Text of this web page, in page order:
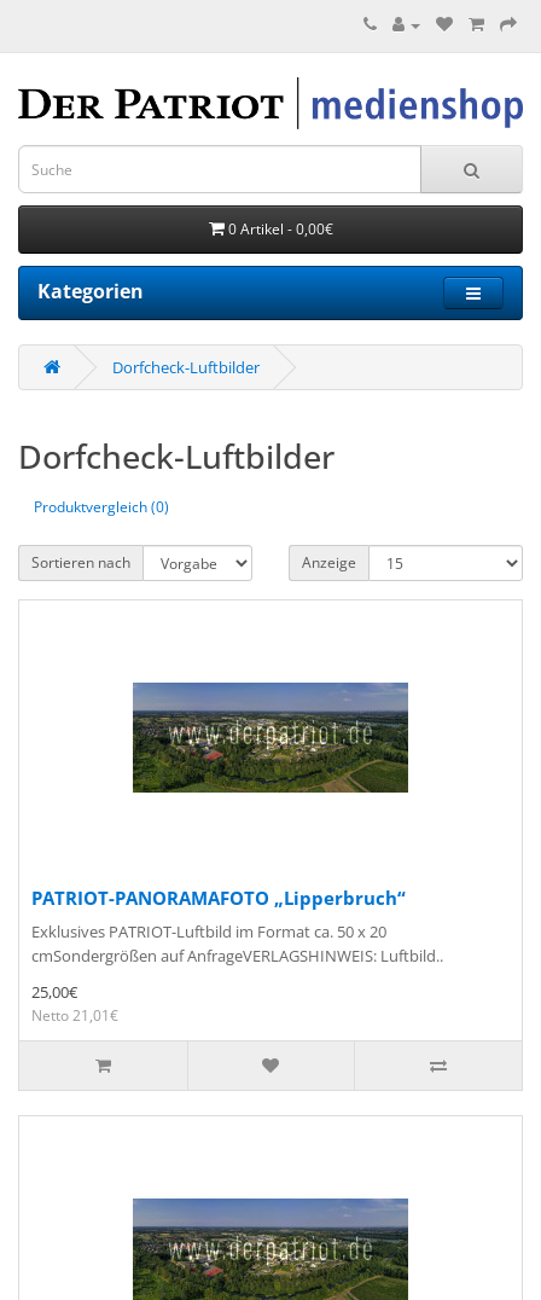
0 Artikel - 0,00€
Kategorien
Dorfcheck-Luftbilder
Dorfcheck-Luftbilder
Produktvergleich (0)
Sortieren nach Anzeige
PATRIOT-PANORAMAFOTO „Lipperbruch“
Exklusives PATRIOT-Luftbild im Format ca. 50 x 20
cmSondergrößen auf AnfrageVERLAGSHINWEIS: Luftbild..
25,00€
Netto 21,01€